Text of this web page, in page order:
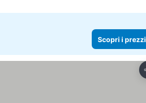
Scopri i prezzi